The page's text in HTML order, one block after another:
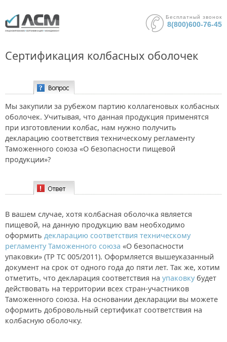
Бесплатный звонок
8(800)600-76-45
Сертификация колбасных оболочек
Вопрос:
Мы закупили за рубежом партию коллагеновых колбасных
оболочек. Учитывая, что данная продукция применятся
при изготовлении колбас, нам нужно получить
декларацию соответствия техническому регламенту
Таможенного союза «О безопасности пищевой
продукции»?
В вашем случае, хотя колбасная оболочка является
пищевой, на данную продукцию вам необходимо
оформить декларацию соответствия техническому
регламенту Таможенного союза «О безопасности
упаковки» (ТР ТС 005/2011). Оформляется вышеуказанный
документ на срок от одного года до пяти лет. Так же, хотим
отметить, что декларация соответствия на упаковку будет
действовать на территории всех стран-участников
Таможенного союза. На основании декларации вы можете
оформить добровольный сертификат соответствия на
колбасную оболочку.